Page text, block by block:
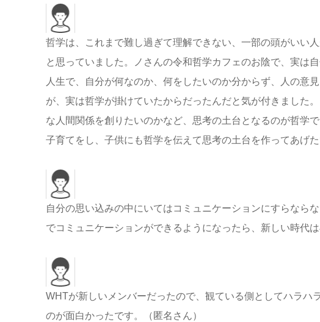
哲学は、これまで難し過ぎて理解できない、一部の頭がいい
と思っていました。ノさんの令和哲学カフェのお陰で、実は
人生で、自分が何なのか、何をしたいのか分からず、人の意
が、実は哲学が掛けていたからだったんだと気が付きました
な人間関係を創りたいのかなど、思考の土台となるのが哲学
子育てをし、子供にも哲学を伝えて思考の土台を作ってあげ
自分の思い込みの中にいてはコミュニケーションにすらなら
でコミュニケーションができるようになったら、新しい時代
WHTが新しいメンバーだったので、観ている側としてハラハ
のが面白かったです。（匿名さん）